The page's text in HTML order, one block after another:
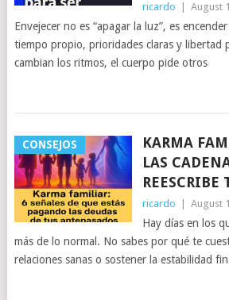
ricardo August
Envejecer no es “apagar la luz”, es
tiempo propio, prioridades claras y libertad
cambian los ritmos, el cuerpo pide otros
CONSEJOS
KARMA
LAS
REESCRIBE
ricardo August
Hay días en los
más de lo normal. No sabes por qué te
relaciones sanas o sostener la estabilidad